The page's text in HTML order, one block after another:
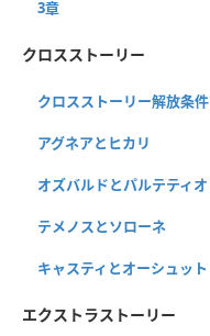
3章
クロスストーリー
クロスストーリー解放条件
アグネアとヒカリ
オズバルドとパルテティオ
テメノスとソローネ
キャスティとオーシュット
エクストラストーリー